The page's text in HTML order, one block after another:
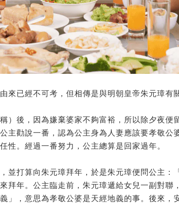
來已經不可考，但相傳是與明朝皇帝朱元璋有關
）後，因為嫌棄婆家不夠富裕，所以除夕夜
主勸說一番，認為公主身為人妻應該要孝敬公
性。經過一番努力，公主總算是回家過年。
並打算向朱元璋拜年，於是朱元璋便問公主：
拜年。公主臨走前，朱元璋遞給女兒一副對聯
」，意思為孝敬公婆是天經地義的事。後來，